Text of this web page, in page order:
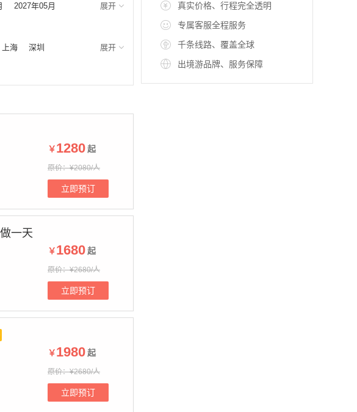
2027年05月
上海
深圳
￥1280起
原价：¥2080/人
立即预订
一天
￥1680起
原价：¥2680/人
立即预订
￥1980起
原价：¥2680/人
立即预订
真实价格、行程完全透明
专属客服全程服务
千条线路、覆盖全球
出境游品牌、服务保障